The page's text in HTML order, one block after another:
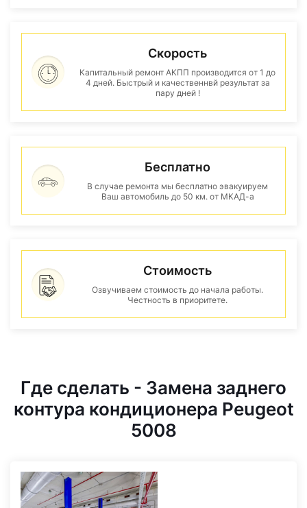
Скорость
Капитальный ремонт АКПП производится от 1 до
4 дней. Быстрый и качественнвй результат за
пару дней !
Бесплатно
В случае ремонта мы бесплатно эвакуируем
Ваш автомобиль до 50 км. от МКАД-а
Стоимость
Озвучиваем стоимость до начала работы.
Честность в приоритете.
Где сделать - Замена заднего
контура кондиционера Peugeot
5008